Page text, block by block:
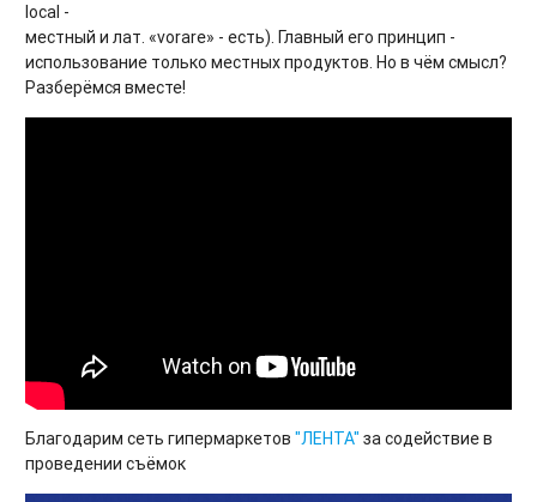
local -
местный и лат. «vorare» - есть). Главный его принцип -
использование только местных продуктов. Но в чём смысл?
Разберёмся вместе!
Благодарим сеть гипермаркетов "ЛЕНТА" за содействие в
проведении съёмок